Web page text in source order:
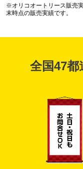
※オリコオートリース販売
末時点の販売実績です。
全国47都